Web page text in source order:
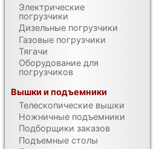
Электрические
погрузчики
Дизельные погрузчики
Газовые погрузчики
Тягачи
Оборудование для
погрузчиков
Вышки и подъемники
Телескопические вышки
Ножничные подъемники
Подборщики заказов
Подъемные столы